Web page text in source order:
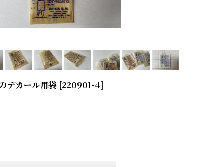
デカール用袋 [220901-4]